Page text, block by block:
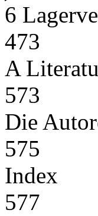
6
473
A
573
Die
575
Index
577